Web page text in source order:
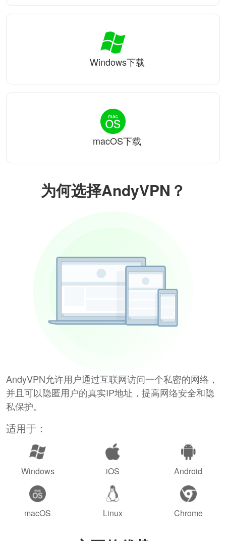
为何选择AndyVPN？
AndyVPN允许用户通过互联网访问一个私密的网络，
并且可以隐匿用户的真实IP地址，提高网络安全和隐
私保护。
适用于：
Windows iOS Android
macOS Linux Chrome
Windows下载
macOS下载